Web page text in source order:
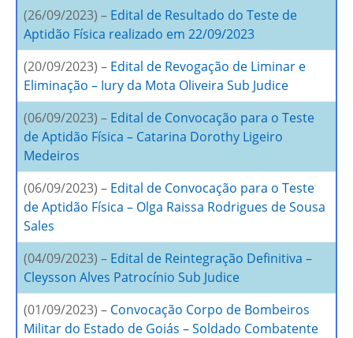
(26/09/2023) – Edital de Resultado do Teste de
Aptidão Física realizado em 22/09/2023
(20/09/2023) – Edital de Revogação de Liminar e
Eliminação – Iury da Mota Oliveira Sub Judice
(06/09/2023) – Edital de Convocação para o Teste
de Aptidão Física – Catarina Dorothy Ligeiro
Medeiros
(06/09/2023) – Edital de Convocação para o Teste
de Aptidão Física – Olga Raissa Rodrigues de Sousa
Sales
(04/09/2023) – Edital de Reintegração Definitiva –
Cleysson Alves Patrocínio Sub Judice
(01/09/2023) – Convocação Corpo de Bombeiros
Militar do Estado de Goiás – Soldado Combatente